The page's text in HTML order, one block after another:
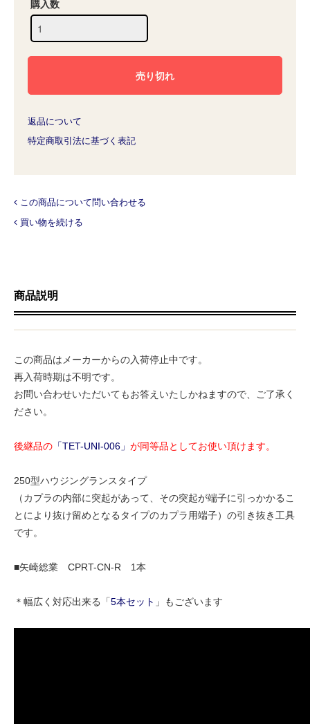
購入数
返品について
特定商取引法に基づく表記
この商品について問い合わせる
買い物を続ける
商品説明
この商品はメーカーからの入荷停止中です。
再入荷時期は不明です。
お問い合わせいただいてもお答えいたしかねますので、ご了承く
ださい。
後継品の 「TET-UNI-006」 が同等品としてお使い頂けます。
250型ハウジングランスタイプ
（カプラの内部に突起があって、その突起が端子に引っかかるこ
とにより抜け留めとなるタイプのカプラ用端子）の引き抜き工具
です。
■矢崎総業 CPRT-CN-R 1本
＊幅広く対応出来る「5本セット 」もございます